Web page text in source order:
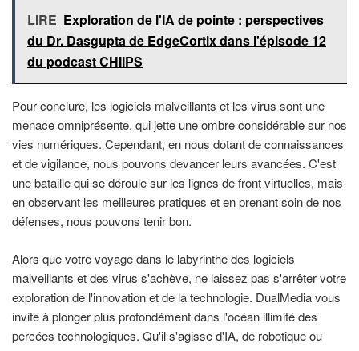
LIRE Exploration de l'IA de pointe : perspectives
du Dr. Dasgupta de EdgeCortix dans l'épisode 12
du podcast CHIIPS
Pour conclure, les logiciels malveillants et les virus sont une
menace omniprésente, qui jette une ombre considérable sur nos
vies numériques. Cependant, en nous dotant de connaissances
et de vigilance, nous pouvons devancer leurs avancées. C'est
une bataille qui se déroule sur les lignes de front virtuelles, mais
en observant les meilleures pratiques et en prenant soin de nos
défenses, nous pouvons tenir bon.
Alors que votre voyage dans le labyrinthe des logiciels
malveillants et des virus s'achève, ne laissez pas s'arrêter votre
exploration de l'innovation et de la technologie. DualMedia vous
invite à plonger plus profondément dans l'océan illimité des
percées technologiques. Qu'il s'agisse d'IA, de robotique ou